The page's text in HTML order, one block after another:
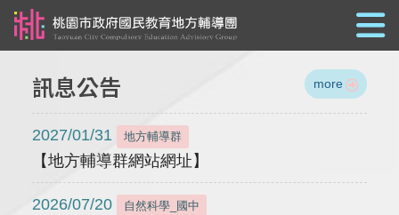
訊息公告 more
2027/01/31 地方輔導群
【地方輔導群網站網址】
2026/07/20 自然科學_國中